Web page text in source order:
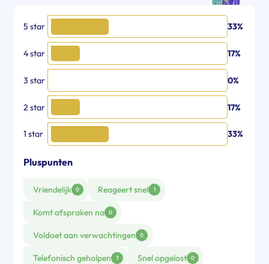
5 star 33%
4 star 17%
3 star 0%
2 star 17%
1 star 33%
Pluspunten
Vriendelijk 0 Reageert snel 1
Komt afspraken na 0
Voldoet aan verwachtingen 0
Telefonisch geholpen 1 Snel opgelost 0